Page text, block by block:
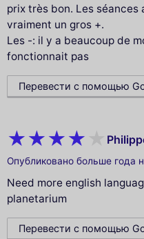
prix très bon. Les séances
vraiment un gros +.
Les -: il y a beaucoup de
fonctionnait pas
Перевести с помощью
Опубликовано больше года
Need more english
planetarium
Перевести с помощью